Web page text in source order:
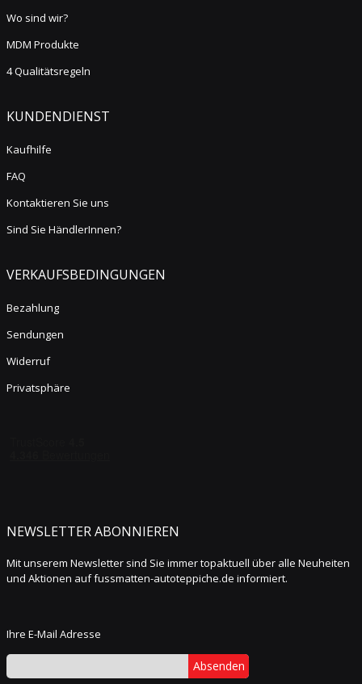
Wo sind wir?
MDM Produkte
4 Qualitätsregeln
KUNDENDIENST
Kaufhilfe
FAQ
Kontaktieren Sie uns
Sind Sie HändlerInnen?
VERKAUFSBEDINGUNGEN
Bezahlung
Sendungen
Widerruf
Privatsphäre
NEWSLETTER ABONNIEREN
Mit unserem Newsletter sind Sie immer topaktuell über alle Neuheiten
und Aktionen auf fussmatten-autoteppiche.de informiert.
Ihre E-Mail Adresse
Absenden